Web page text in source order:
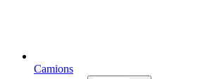
Camions